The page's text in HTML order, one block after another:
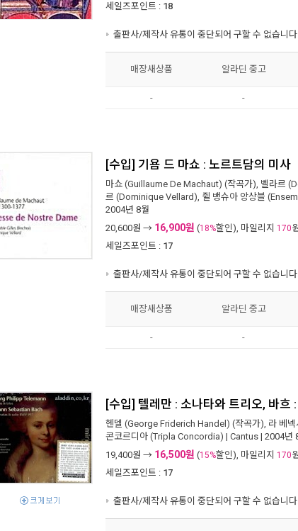
세일즈포인트 : 18
출판사/제작사 유통이 중단되어 구할 수 없습니
매장새상품 알라딘 중고
- -
[수입] 기욤 드 마쇼 : 노르트담의 미사
마쇼 (Guillaume De Machaut) (작곡가), 벨라르
르 (Dominique Vellard), 쥘 뱅슈아 앙상블
2004년 8월
20,600원 → 16,900원 (18%할인), 마일리지 170
세일즈포인트 : 17
출판사/제작사 유통이 중단되어 구할 수 없습니
매장새상품 알라딘 중고
- -
[수입] 텔레만 : 소나타와 트리오, 바흐
헨델 (George Friderich Handel) (작곡가), 라 베
콘코르디아 (Tripla Concordia) | Cantus | 2004년
19,400원 → 16,500원 (15%할인), 마일리지 170
세일즈포인트 : 17
출판사/제작사 유통이 중단되어 구할 수 없습니